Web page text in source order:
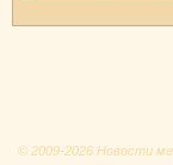
© 2009-2026 Новости